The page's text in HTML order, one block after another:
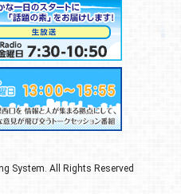
System. All Rights Reserved